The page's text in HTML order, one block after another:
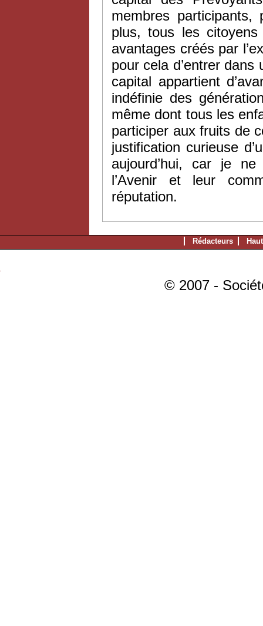
membres
plus, tous les
avantages créés par
pour cela d’entrer
capital appartient
indéfinie des
même dont tous les
participer aux fruits de
justification curieuse
aujourd’hui, car je
l’Avenir et leur
réputation.
Rédacteurs
© 2007 -